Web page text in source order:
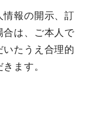
情報の開示、訂
合は、ご本人で
たうえ合理的
ます。